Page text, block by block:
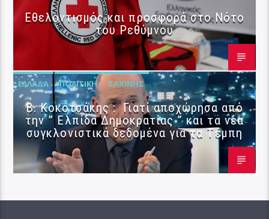
Εθελοντισμός και προσφορά στο Νότο
του Ρεθύμνου
ΕΛΛΆΔΑ ΠΟΛΙΤΙΚΉ ΣΑΧΊΝΗΣ
Β. Κοκοτσάκης : Γιατί αποχώρησα από
την ” Ελπίδα Δημοκρατίας ” και τα νέα
συγκλονιστικά δεδομένα για τα Τέμπη